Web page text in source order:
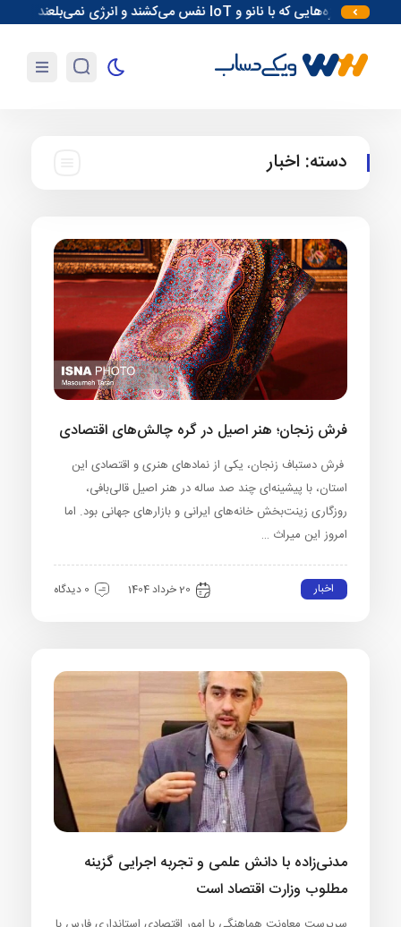
سازه‌هایی که با نانو و IoT نفس می‌کشند و انرژی نمی‌بلعند اهمیت
دسته: اخبار
فرش زنجان؛ هنر اصیل در گره چالش‌های اقتصادی
فرش دستباف زنجان، یکی از نمادهای هنری و اقتصادی این
استان، با پیشینه‌ای چند صد ساله در هنر اصیل قالی‌بافی،
روزگاری زینت‌بخش خانه‌های ایرانی و بازارهای جهانی بود. اما
امروز این میراث …
اخبار 20 خرداد 1404 0 دیدگاه
مدنی‌زاده با دانش علمی و تجربه اجرایی گزینه
مطلوب وزارت اقتصاد است